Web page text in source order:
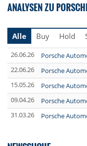
ANALYSEN ZU
Alle
Buy Hold
26.06.26 Porsche
22.06.26
Porsche
15.05.26
Porsche
09.04.26
Porsche
31.03.26
Porsche